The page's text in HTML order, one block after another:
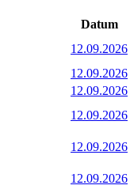
Datum
12.09.2026
12.09.2026
12.09.2026
12.09.2026
12.09.2026
12.09.2026